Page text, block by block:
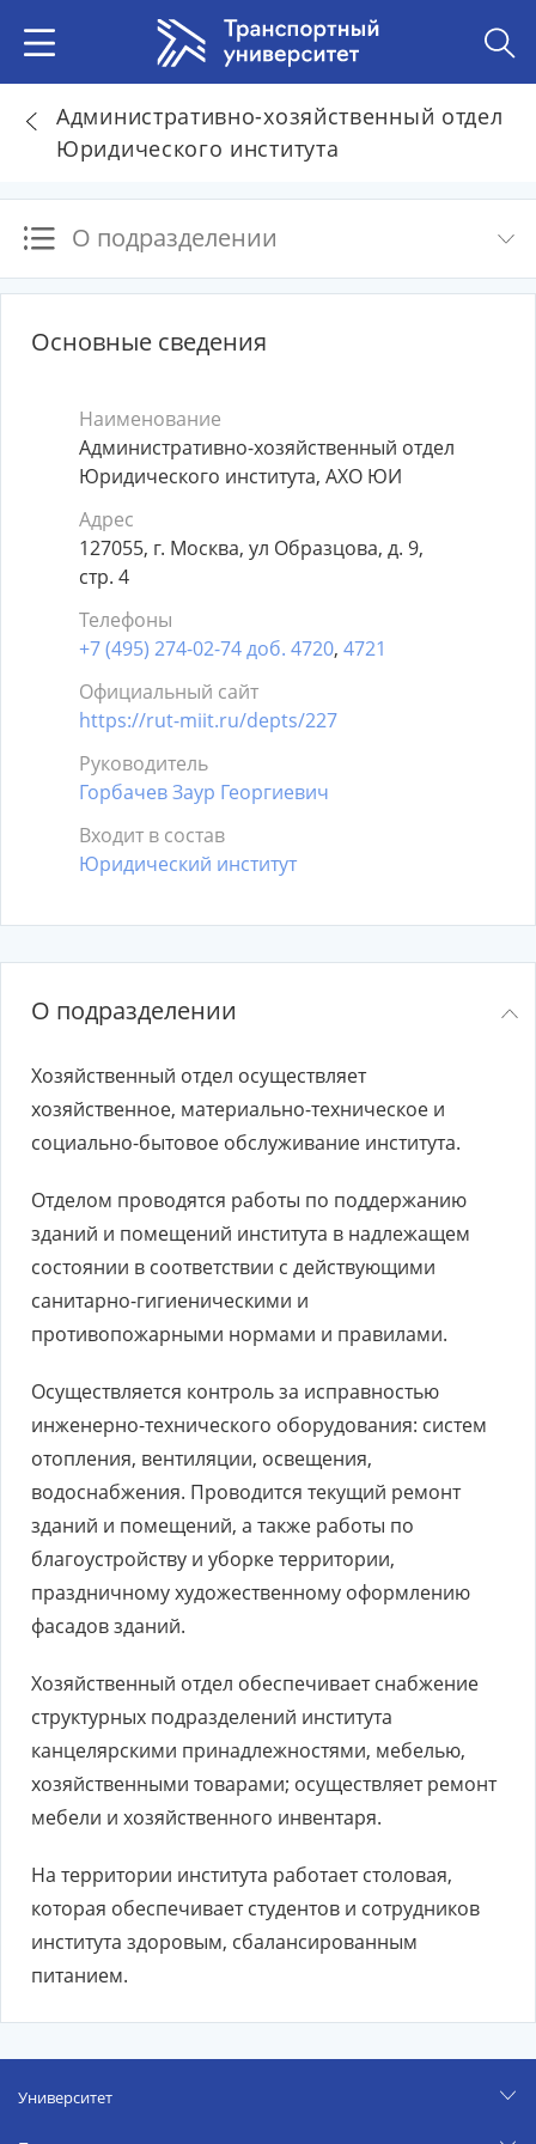
Административно-хозяйственный отдел
Юридического института
О подразделении
Основные сведения
Наименование
Административно-хозяйственный отдел
Юридического института, АХО ЮИ
Адрес
127055, г. Москва, ул Образцова, д. 9,
стр. 4
Телефоны
+7 (495) 274-02-74 доб. 4720, 4721
Официальный сайт
https://rut-miit.ru/depts/227
Руководитель
Горбачев Заур Георгиевич
Входит в состав
Юридический институт
О подразделении
Хозяйственный отдел осуществляет
хозяйственное, материально-техническое и
социально-бытовое обслуживание института.
Отделом проводятся работы по поддержанию
зданий и помещений института в надлежащем
состоянии в соответствии с действующими
санитарно-гигиеническими и
противопожарными нормами и правилами.
Осуществляется контроль за исправностью
инженерно-технического оборудования: систем
отопления, вентиляции, освещения,
водоснабжения. Проводится текущий ремонт
зданий и помещений, а также работы по
благоустройству и уборке территории,
праздничному художественному оформлению
фасадов зданий.
Хозяйственный отдел обеспечивает снабжение
структурных подразделений института
канцелярскими принадлежностями, мебелью,
хозяйственными товарами; осуществляет ремонт
мебели и хозяйственного инвентаря.
На территории института работает столовая,
которая обеспечивает студентов и сотрудников
института здоровым, сбалансированным
питанием.
Университет